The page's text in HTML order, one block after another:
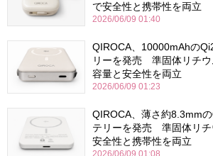
で安全性と携帯性を両立
2026/06/09 01:40
QIROCA、10000mAhの
リーを発売 準固体リチ
容量と安全性を両立
2026/06/09 01:23
QIROCA、薄さ約8.3mm
テリーを発売 準固体リチ
安全性と携帯性を両立